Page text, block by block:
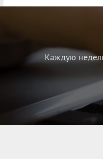
Каждую